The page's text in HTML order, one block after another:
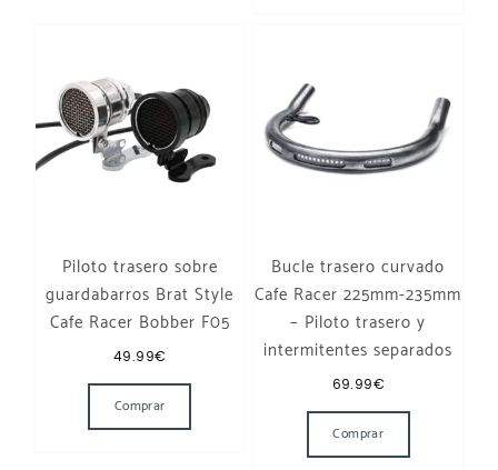
Piloto trasero sobre
guardabarros Brat Style
Cafe Racer Bobber F05
49.99€
Comprar
Este producto tiene múltiples variantes. Las
Bucle trasero curvado
Cafe Racer 225mm-235mm
– Piloto trasero y
intermitentes separados
69.99€
Comprar
Este producto